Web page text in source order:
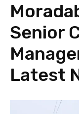
Senior
Latest